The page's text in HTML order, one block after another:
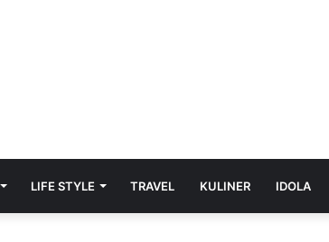
LIFE STYLE TRAVEL KULINER IDOLA